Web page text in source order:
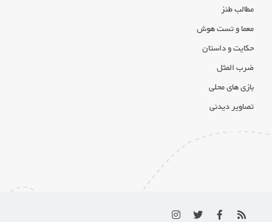
مطالب طنز
معما و تست هوش
حکایت و داستان
ضرب المثل
بازی های محلی
تصاویر دیدنی